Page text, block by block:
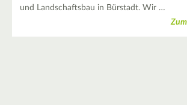
und Landschaftsbau in Bürstadt. Wir …